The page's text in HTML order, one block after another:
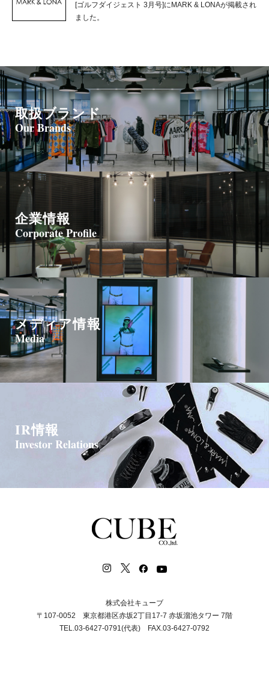
[ゴルフダイジェスト 3月号]にMARK & LONAが掲載され
ました。
取扱ブランド
Our Brands
企業情報
Corporate Profile
メディア情報
Media
IR情報
Investor Relations
株式会社キューブ
〒107-0052 東京都港区赤坂2丁目17-7 赤坂溜池タワー 7階
TEL.03-6427-0791(代表) FAX.03-6427-0792